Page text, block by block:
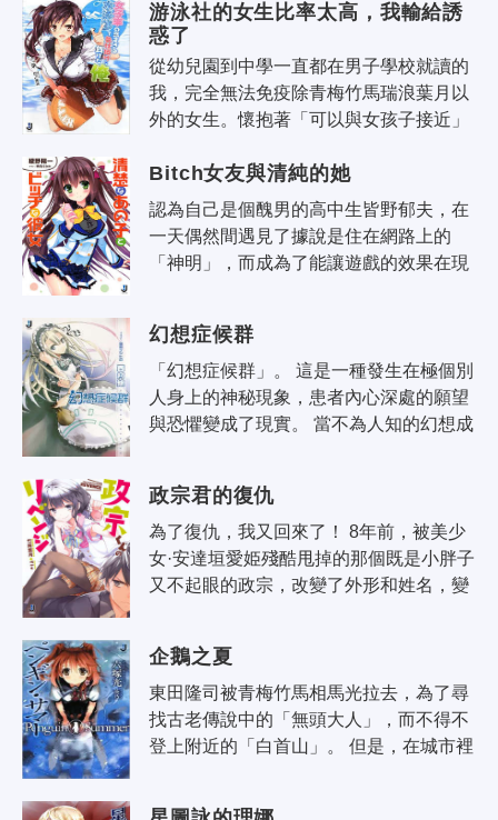
游泳社的女生比率太高，我輸給誘
惑了
從幼兒園到中學一直都在男子學校就讀的
我，完全無法免疫除青梅竹馬瑞浪葉月以
外的女生。懷抱著「可以與女孩子接近」
男女合校的原女子高校——私立喜多學
院..
Bitch女友與清純的她
認為自己是個醜男的高中生皆野郁夫，在
一天偶然間遇見了據說是住在網路上的
「神明」，而成為了能讓遊戲的效果在現
認..
幻想症候群
「幻想症候群」。 這是一種發生在極個別
人身上的神秘現象，患者內心深處的願望
與恐懼變成了現實。 當不為人知的幻想成
政宗君的復仇
為了復仇，我又回來了！ 8年前，被美少
女·安達垣愛姫殘酷甩掉的那個既是小胖子
又不起眼的政宗，改變了外形和姓名，變
企鵝之夏
東田隆司被青梅竹馬相馬光拉去，為了尋
找古老傳說中的「無頭大人」，而不得不
登上附近的「白首山」。 但是，在城市裡